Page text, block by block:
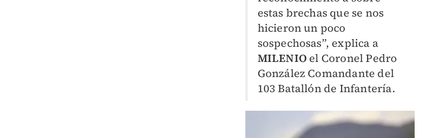
estas brechas que se nos
hicieron un poco
sospechosas”, explica a
MILENIO el Coronel Pedro
González Comandante del
103 Batallón de Infantería.